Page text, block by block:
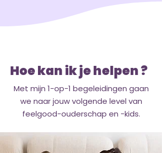
Hoe kan ik je helpen ?
Met mijn 1-op-1 begeleidingen gaan
we naar jouw volgende level van
feelgood-ouderschap en -kids.